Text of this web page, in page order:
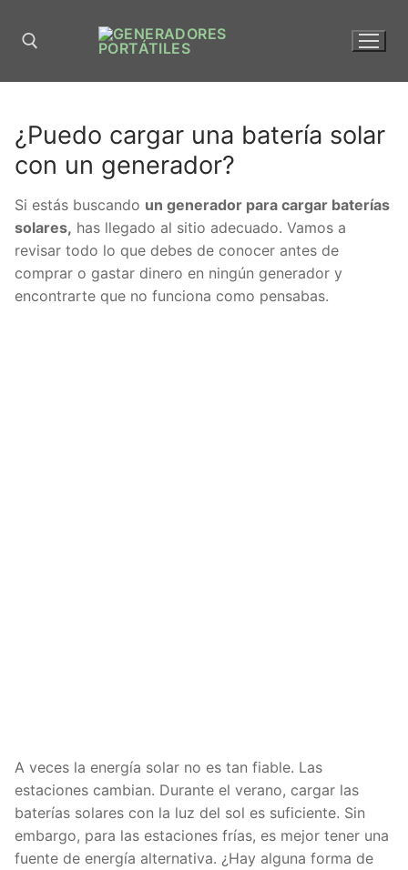
¿Puedo cargar una batería solar
con un generador?
Si estás buscando un generador para cargar baterías
solares, has llegado al sitio adecuado. Vamos a
revisar todo lo que debes de conocer antes de
comprar o gastar dinero en ningún generador y
encontrarte que no funciona como pensabas.
A veces la energía solar no es tan fiable. Las
estaciones cambian. Durante el verano, cargar las
baterías solares con la luz del sol es suficiente. Sin
embargo, para las estaciones frías, es mejor tener una
fuente de energía alternativa. ¿Hay alguna forma de